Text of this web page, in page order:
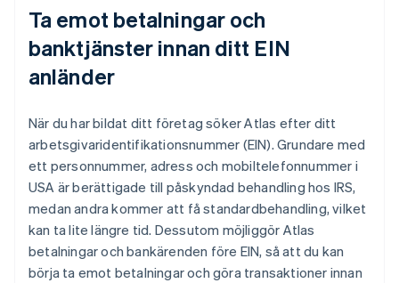
Ta emot betalningar och
banktjänster innan ditt EIN
anländer
När du har bildat ditt företag söker Atlas efter ditt
arbetsgivaridentifikationsnummer (EIN). Grundare med
ett personnummer, adress och mobiltelefonnummer i
USA är berättigade till påskyndad behandling hos IRS,
medan andra kommer att få standardbehandling, vilket
kan ta lite längre tid. Dessutom möjliggör Atlas
betalningar och bankärenden före EIN, så att du kan
börja ta emot betalningar och göra transaktioner innan